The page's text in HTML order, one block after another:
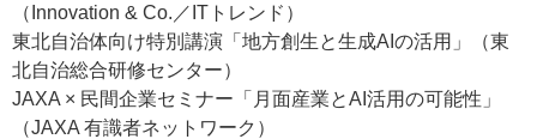
（Innovation & Co.／ITトレンド）
東北自治体向け特別講演「地方創生と生成AIの活用」（東
北自治総合研修センター）
JAXA × 民間企業セミナー「月面産業とAI活用の可能性」
（JAXA 有識者ネットワーク）